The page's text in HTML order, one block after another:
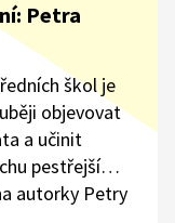
Petra
škol je
objevovat
a učinit
pestřejší…
autorky Petry